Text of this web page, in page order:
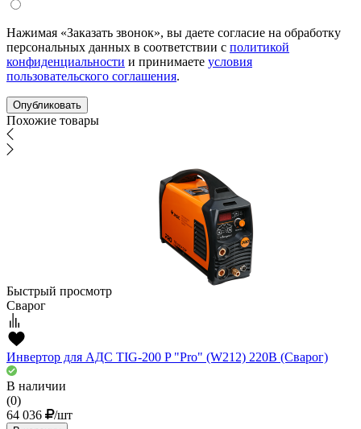
Нажимая «Заказать звонок», вы даете согласие на обработку
персональных данных в соответствии с политикой
конфиденциальности и принимаете условия
пользовательского соглашения.
Похожие товары
Быстрый просмотр
Сварог
Инвертор для АДС TIG-200 P "Pro" (W212) 220В (Сварог)
В наличии
(0)
64 036
/шт